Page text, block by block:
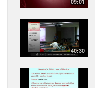
09:01
40:30